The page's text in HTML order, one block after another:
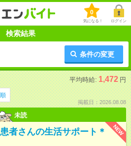
0
気になる！ ログイン
検索結果
条件の変更
平均時給: 1,472 円
掲載日：2026.08.08
未読
NEW
者さんの生活サポート＊